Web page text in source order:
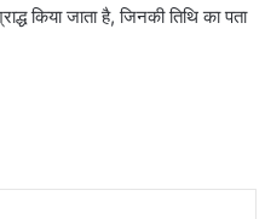
किया जाता है, जिनकी तिथि का पता